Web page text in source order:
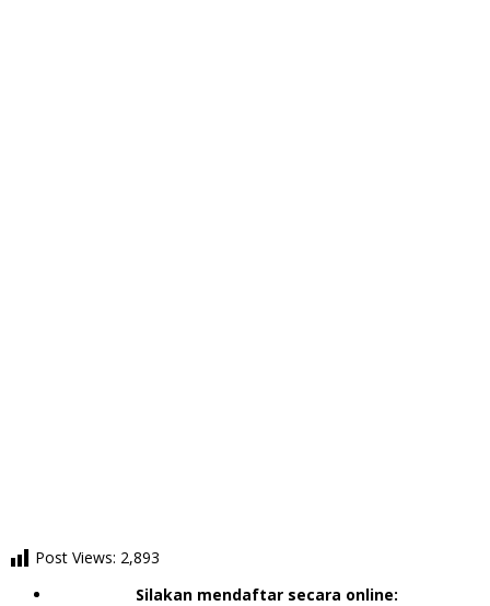
Post Views: 2,893
Silakan mendaftar secara online: